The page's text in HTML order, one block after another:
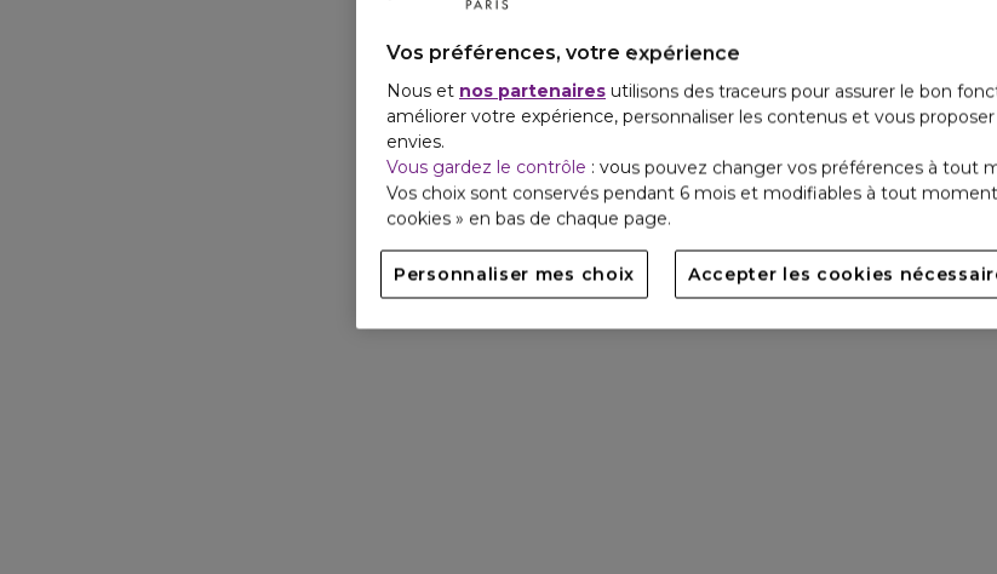
Vos préférences, votre expérience
Nous et nos partenaires utilisons des traceurs pour assurer le bon
améliorer votre expérience, personnaliser les contenus et vous
envies.
Vous gardez le contrôle : vous pouvez changer vos préférences à tout
Vos choix sont conservés pendant 6 mois et modifiables à tout
cookies » en bas de chaque page.
Personnaliser mes choix Accepter les cookies